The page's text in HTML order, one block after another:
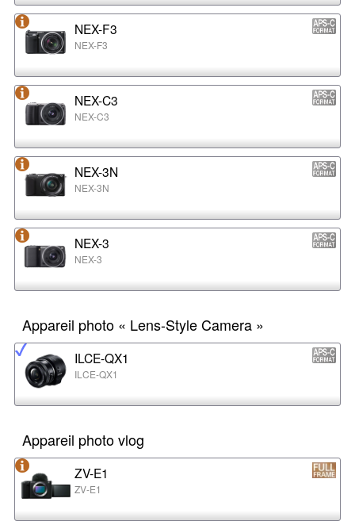
NEX-F3
NEX-F3
NEX-C3
NEX-C3
NEX-3N
NEX-3N
NEX-3
NEX-3
Appareil photo « Lens-Style Camera »
ILCE-QX1
ILCE-QX1
Appareil photo vlog
ZV-E1
ZV-E1